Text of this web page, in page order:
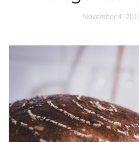
November 4,